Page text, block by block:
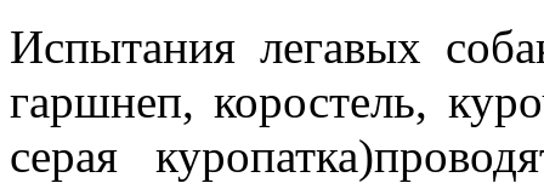
Испытания легавых
гаршнеп, коростель,
серая